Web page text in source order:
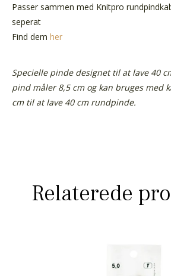
Passer sammen med Knitpro
seperat
Find dem her
Specielle pinde designet til at lave 40
pind måler 8,5 cm og kan bruges med
cm til at lave 40 cm rundpinde.
Relaterede